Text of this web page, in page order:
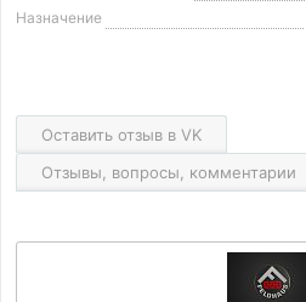
Назначение
Оставить отзыв в VK
Отзывы, вопросы, комментарии